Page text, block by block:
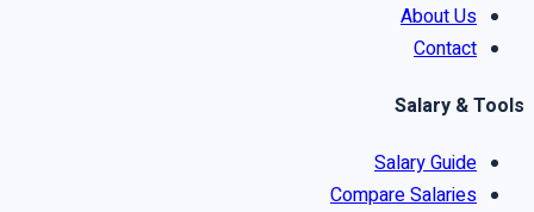
About Us
Contact
Salary & Tools
Salary Guide
Compare Salaries